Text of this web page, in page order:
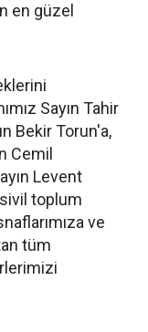
en güzel
Sayın Tahir
Bekir Torun'a,
Cemil
Levent
toplum
ve
tüm